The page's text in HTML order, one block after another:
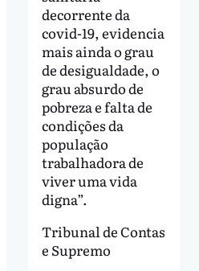
decorrente da
covid-19, evidencia
mais ainda o grau
de desigualdade, o
grau absurdo de
pobreza e falta de
condições da
população
trabalhadora de
viver uma vida
digna”.
Tribunal de Contas
e Supremo